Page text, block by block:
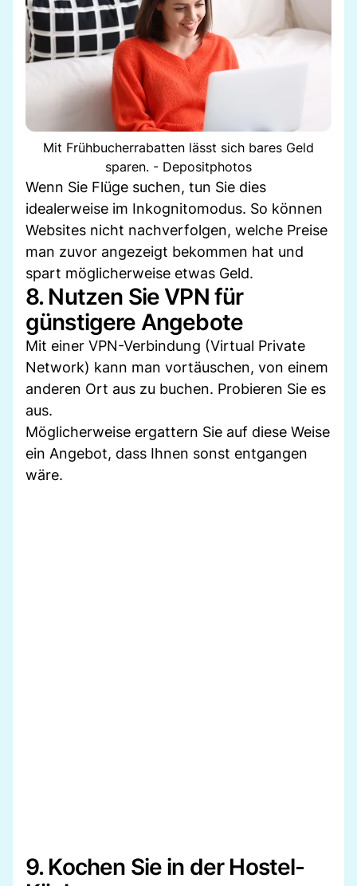
Mit Frühbucherrabatten lässt sich bares Geld
sparen. - Depositphotos
Wenn Sie Flüge suchen, tun Sie dies
idealerweise im Inkognitomodus. So können
Websites nicht nachverfolgen, welche Preise
man zuvor angezeigt bekommen hat und
spart möglicherweise etwas Geld.
8. Nutzen Sie VPN für
günstigere Angebote
Mit einer VPN-Verbindung (Virtual Private
Network) kann man vortäuschen, von einem
anderen Ort aus zu buchen. Probieren Sie es
aus.
Möglicherweise ergattern Sie auf diese Weise
ein Angebot, dass Ihnen sonst entgangen
wäre.
9. Kochen Sie in der Hostel-